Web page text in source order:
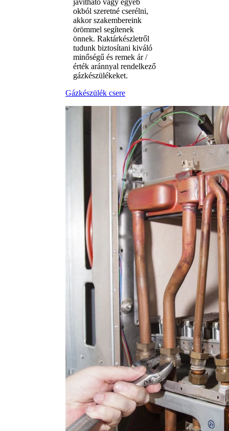
javítható vagy egyéb
okból szeretné cserélni,
akkor szakembereink
örömmel segítenek
önnek. Raktárkészletről
tudunk biztosítani kiváló
minőségű és remek ár /
érték aránnyal rendelkező
gázkészülékeket.
Gázkészülék csere